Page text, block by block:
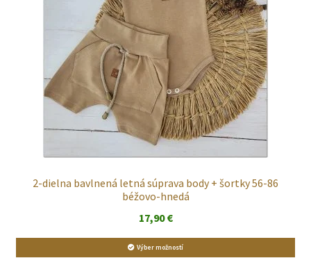
2-dielna bavlnená letná súprava body + šortky 56-86
béžovo-hnedá
17,90€
Výber možností